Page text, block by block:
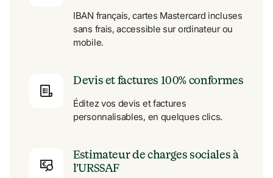
IBAN français, cartes Mastercard incluses
sans frais, accessible sur ordinateur ou
mobile.
Devis et factures 100% conformes
Éditez vos devis et factures
personnalisables, en quelques clics.
Estimateur de charges sociales à
l’URSSAF